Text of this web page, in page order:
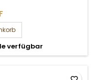
verfügbar